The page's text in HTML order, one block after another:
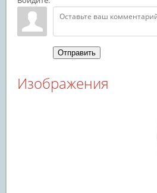
Отправить
Изображения